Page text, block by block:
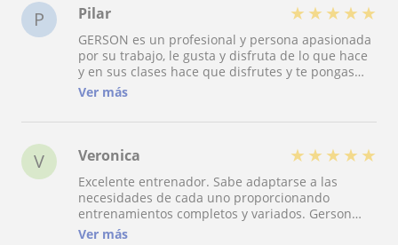
P Pilar ★ ★ ★ ★ ★
GERSON es un profesional y persona apasionada
por su trabajo, le gusta y disfruta de lo que hace
y en sus clases hace que disfrutes y te pongas
metas posibles de conseguir con un poco de
variadas, sabe lo que hay que trabajar y
mejor inversión sin ninguna duda
Ver más
V Veronica ★ ★ ★ ★ ★
Excelente entrenador. Sabe adaptarse a las
necesidades de cada uno proporcionando
entrenamientos completos y variados. Gerson
además contribuye a que todos tengamos un
Ver más